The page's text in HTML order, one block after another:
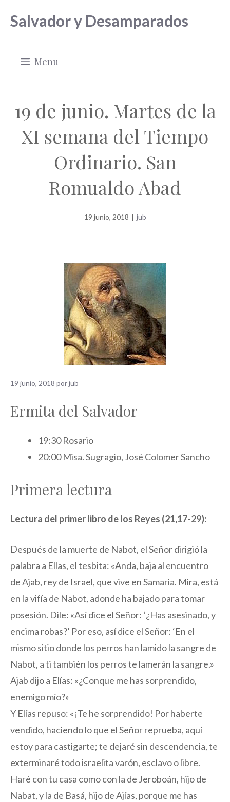
Salvador y Desamparados
Menu
19 de junio. Martes de la
XI semana del Tiempo
Ordinario. San
Romualdo Abad
19 junio, 2018 | jub
19 junio, 2018 porjub
Ermita del Salvador
19:30 Rosario
20:00 Misa. Sugragio, José Colomer Sancho
Primera lectura
Lectura del primer libro de los Reyes (21,17-29):
Después de la muerte de Nabot, el Señor dirigió la
palabra a Ellas, el tesbita: «Anda, baja al encuentro
de Ajab, rey de Israel, que vive en Samaria. Mira, está
en la vifía de Nabot, adonde ha bajado para tomar
posesión. Dile: «Así dice el Señor: ‘¿Has asesinado, y
encima robas?’ Por eso, así dice el Señor: ‘En el
mismo sitio donde los perros han lamido la sangre de
Nabot, a ti también los perros te lamerán la sangre.»
Ajab dijo a Elías: «¿Conque me has sorprendido,
enemigo mío?»
Y Elías repuso: «¡Te he sorprendido! Por haberte
vendido, haciendo lo que el Señor reprueba, aquí
estoy para castigarte; te dejaré sin descendencia, te
exterminaré todo israelita varón, esclavo o libre.
Haré con tu casa como con la de Jeroboán, hijo de
Nabat, y la de Basá, hijo de Ajías, porque me has